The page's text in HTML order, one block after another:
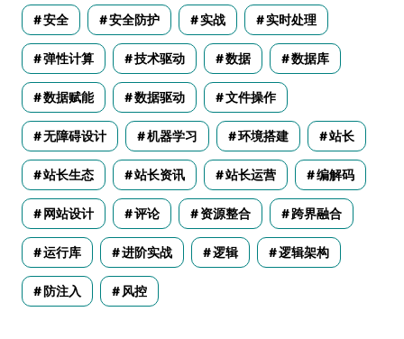
安全 安全防护 实战 实时处理
弹性计算 技术驱动 数据 数据库
数据赋能 数据驱动 文件操作
无障碍设计 机器学习 环境搭建 站长
站长生态 站长资讯 站长运营 编解码
网站设计 评论 资源整合 跨界融合
运行库 进阶实战 逻辑 逻辑架构
防注入 风控